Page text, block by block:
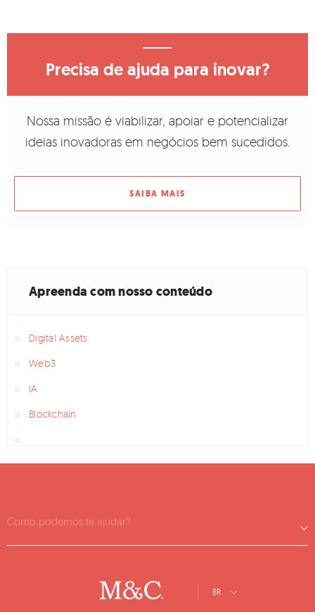
Precisa de ajuda para inovar?
Nossa missão é viabilizar, apoiar e potencializar
ideias inovadoras em negócios bem sucedidos.
SAIBA MAIS
Apreenda com nosso conteúdo
Digital Assets
Web3
IA
Blockchain
Como podemos te ajudar?
BR